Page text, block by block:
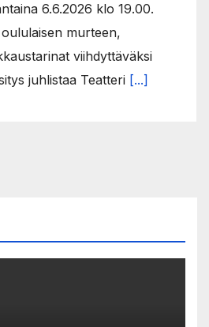
6.6.2026 klo 19.00.
murteen,
viihdyttäväksi
juhlistaa Teatteri [...]